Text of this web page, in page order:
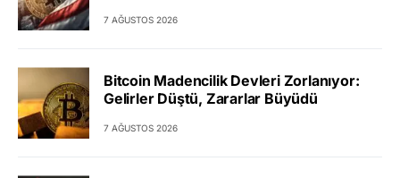
7 AĞUSTOS 2026
Bitcoin Madencilik Devleri Zorlanıyor:
Gelirler Düştü, Zararlar Büyüdü
7 AĞUSTOS 2026